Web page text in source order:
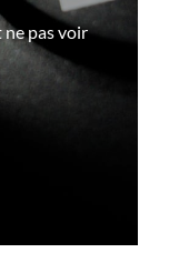
pas voir